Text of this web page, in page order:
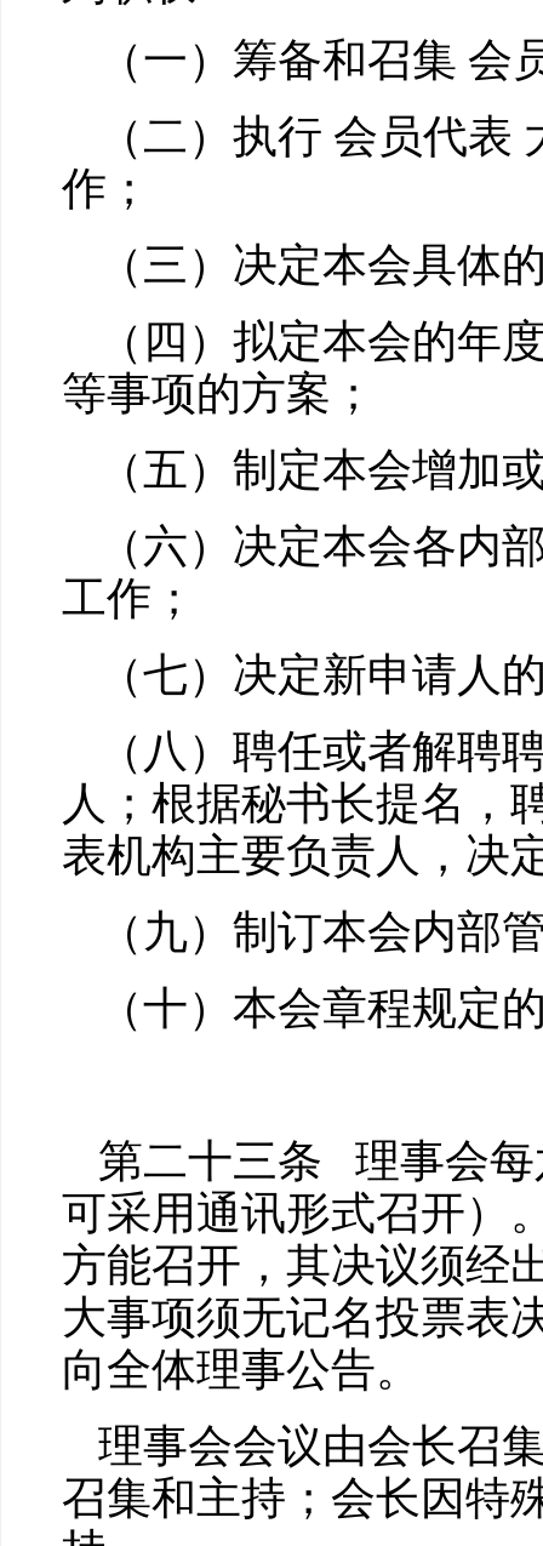
（一）筹备和召集 会
（二）执行 会员代
作；
（三）决定本会具体
（四）拟定本会的年
等事项的方案；
（五）制定本会增加
（六）决定本会各内
工作；
（七）决定新申请人
（八）聘任或者解聘
人；根据秘书长提名，
表机构主要负责人，决
（九）制订本会内部
（十）本会章程规定
第二十三条 理事会每
可采用通讯形式召开）
方能召开，其决议须经
大事项须无记名投票表
向全体理事公告。
理事会会议由会长召
召集和主持；会长因特